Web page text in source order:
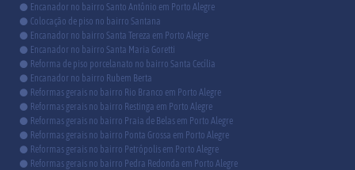
Encanador no bairro Santo Antônio em Porto Alegre
Colocação de piso no bairro Santana
Encanador no bairro Santa Tereza em Porto Alegre
Encanador no bairro Santa Maria Goretti
Reforma de piso porcelanato no bairro Santa Cecília
Encanador no bairro Rubem Berta
Reformas gerais no bairro Rio Branco em Porto Alegre
Reformas gerais no bairro Restinga em Porto Alegre
Reformas gerais no bairro Praia de Belas em Porto Alegre
Reformas gerais no bairro Ponta Grossa em Porto Alegre
Reformas gerais no bairro Petrópolis em Porto Alegre
Reformas gerais no bairro Pedra Redonda em Porto Alegre